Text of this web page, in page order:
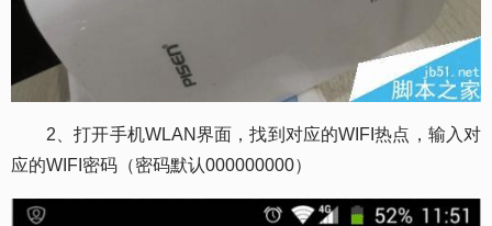
2、打开手机WLAN界面，找到对应的WIFI热点，输入对
应的WIFI密码（密码默认000000000）